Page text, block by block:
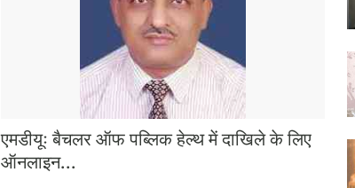
एमडीयूः बैचलर ऑफ पब्लिक हेल्थ में दाखिले के लिए
ऑनलाइन...